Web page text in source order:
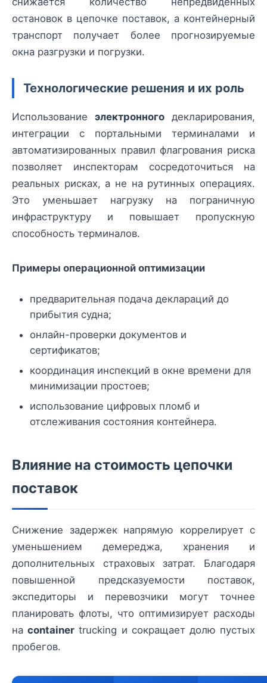
остановок в цепочке поставок, а контейнерный
транспорт получает более прогнозируемые
окна разгрузки и погрузки.
Технологические решения и их роль
Использование электронного декларирования,
интеграции с портальными терминалами и
автоматизированных правил флагрования риска
позволяет инспекторам сосредоточиться на
реальных рисках, а не на рутинных операциях.
Это уменьшает нагрузку на пограничную
инфраструктуру и повышает пропускную
способность терминалов.
Примеры операционной оптимизации
предварительная подача деклараций до
прибытия судна;
онлайн-проверки документов и
сертификатов;
координация инспекций в окне времени для
минимизации простоев;
использование цифровых пломб и
отслеживания состояния контейнера.
Влияние на стоимость цепочки
поставок
Снижение задержек напрямую коррелирует с
уменьшением демереджа, хранения и
дополнительных страховых затрат. Благодаря
повышенной предсказуемости поставок,
экспедиторы и перевозчики могут точнее
планировать флоты, что оптимизирует расходы
наcontainer trucking и сокращает долю пустых
пробегов.